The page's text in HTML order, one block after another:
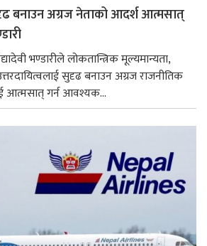
बनाउन अग्रज नेताको आदर्श आत्मसात्
भण्डारीले लोकतान्त्रिक मूल्यमान्यता,
सुदृढ बनाउन अग्रज राजनीतिक
आत्मसात् गर्न आवश्यक...